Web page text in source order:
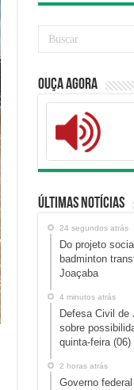
Ouça Agora
Últimas Notícias
24 segundos atrás
Do projeto
badminton
Joaçaba
4 minutos atrás
Defesa Civil de
sobre
quinta-feira (06)
2 horas atrás
Governo